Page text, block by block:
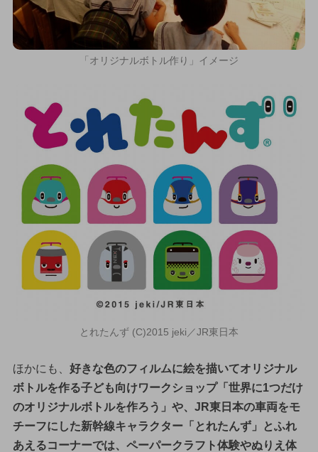
「オリジナルボトル作り」イメージ
とれたんず (C)2015 jeki／JR東日本
ほかにも、 好きな色のフィルムに絵を描いてオリジナル
ボトルを作る子ども向けワークショップ「世界に1つだけ
のオリジナルボトルを作ろう」や、JR東日本の車両をモ
チーフにした新幹線キャラクター「とれたんず」とふれ
あえるコーナーでは、ペーパークラフト体験やぬりえ体